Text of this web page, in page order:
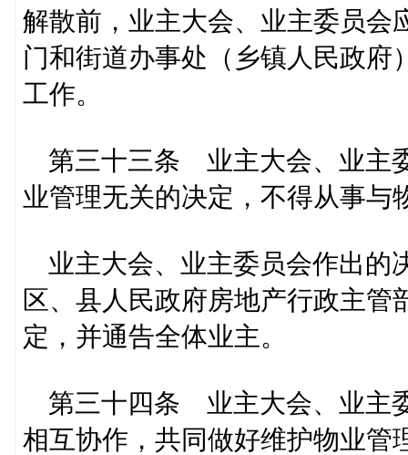
解散前，业主大会、业主委员会
门和街道办事处（乡镇人民政府
工作。
第三十三条 业主大会、业主
业管理无关的决定，不得从事与
业主大会、业主委员会作出的
区、县人民政府房地产行政主
定，并通告全体业主。
第三十四条 业主大会、业主
相互协作，共同做好维护物业管